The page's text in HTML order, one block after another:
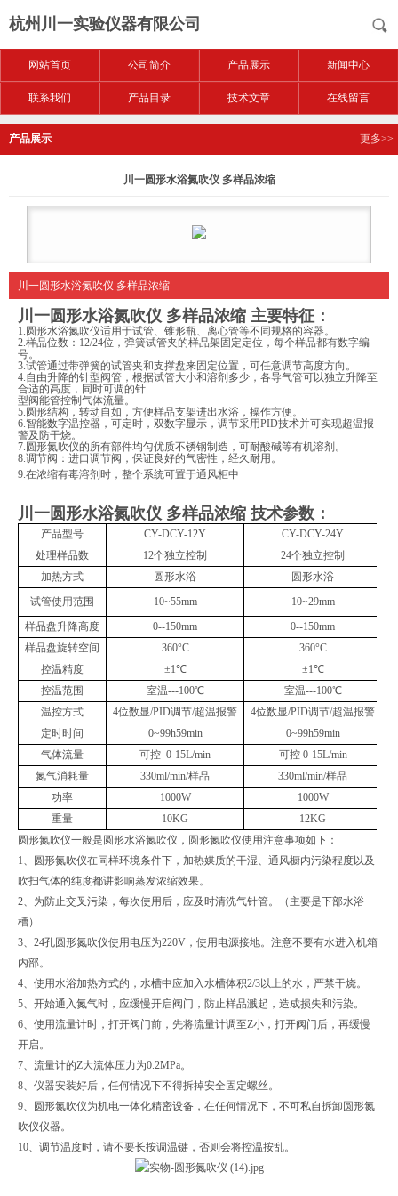
杭州川一实验仪器有限公司
网站首页 公司简介 产品展示 新闻中心
联系我们 产品目录 技术文章 在线留言
产品展示 更多>>
川一圆形水浴氮吹仪 多样品浓缩
川一圆形水浴氮吹仪 多样品浓缩
川一圆形水浴氮吹仪 多样品浓缩 主要特征：
1.圆形水浴氮吹仪适用于试管、锥形瓶、离心管等不同规格的容器。
2.样品位数：12/24位，弹簧试管夹的样品架固定定位，每个样品都有数字编
号。
3.试管通过带弹簧的试管夹和支撑盘来固定位置，可任意调节高度方向。
4.自由升降的针型阀管，根据试管大小和溶剂多少，各导气管可以独立升降至
合适的高度，同时可调的针
型阀能管控制气体流量。
5.圆形结构，转动自如，方便样品支架进出水浴，操作方便。
6.智能数字温控器，可定时，双数字显示，调节采用PID技术并可实现超温报
警及防干烧。
7.圆形氮吹仪的所有部件均匀优质不锈钢制造，可耐酸碱等有机溶剂。
8.调节阀：进口调节阀，保证良好的气密性，经久耐用。
9.在浓缩有毒溶剂时，整个系统可置于通风柜中
川一圆形水浴氮吹仪 多样品浓缩 技术参数：
产品型号 CY-DCY-12Y
CY-DCY-24Y
处理样品数
12个独立控制
24个独立控制
加热方式
圆形水浴
圆形水浴
试管使用范围
10~55mm
10~29mm
样品盘升降高度
0--150mm
0--150mm
样品盘旋转空间
360°C
360°C
控温精度
±1℃
±1℃
控温范围
室温---100℃ 室温---100℃
温控方式
4位数显/PID调节/超温报警
4位数显/PID调节/超温报警
定时时间
0~99h59min
0~99h59min
气体流量
可控 0-15L/min 可控 0-15L/min
氮气消耗量
330ml/min/样品
330ml/min/样品
功率
1000W
1000W
重量
10KG
12KG
圆形氮吹仪一般是圆形水浴氮吹仪，圆形氮吹仪使用注意事项如下：
1、圆形氮吹仪在同样环境条件下，加热媒质的干湿、通风橱内污染程度以及
吹扫气体的纯度都讲影响蒸发浓缩效果。
2、为防止交叉污染，每次使用后，应及时清洗气针管。（主要是下部水浴
槽）
3、24孔圆形氮吹仪使用电压为220V，使用电源接地。注意不要有水进入机箱
内部。
4、使用水浴加热方式的，水槽中应加入水槽体积2/3以上的水，严禁干烧。
5、开始通入氮气时，应缓慢开启阀门，防止样品溅起，造成损失和污染。
6、使用流量计时，打开阀门前，先将流量计调至Z小，打开阀门后，再缓慢
开启。
7、流量计的Z大流体压力为0.2MPa。
8、仪器安装好后，任何情况下不得拆掉安全固定螺丝。
9、圆形氮吹仪为机电一体化精密设备，在任何情况下，不可私自拆卸圆形氮
吹仪仪器。
10、调节温度时，请不要长按调温键，否则会将控温按乱。